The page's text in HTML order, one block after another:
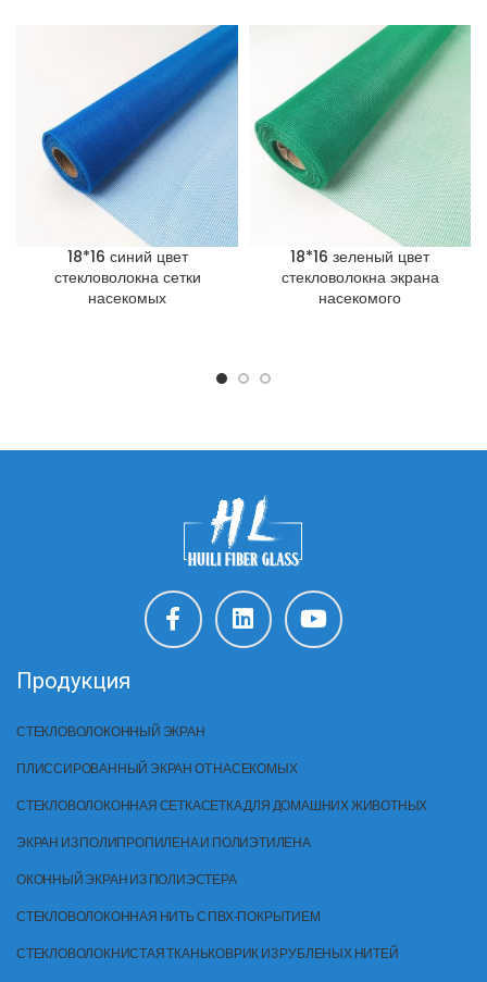
18*16 синий цвет
стекловолокна сетки
насекомых
18*16 зеленый цвет
стекловолокна экрана
насекомого
Продукция
СТЕКЛОВОЛОКОННЫЙ ЭКРАН
ПЛИССИРОВАННЫЙ ЭКРАН ОТ НАСЕКОМЫХ
СТЕКЛОВОЛОКОННАЯ СЕТКАСЕТКА ДЛЯ ДОМАШНИХ ЖИВОТНЫХ
ЭКРАН ИЗ ПОЛИПРОПИЛЕНА И ПОЛИЭТИЛЕНА
ОКОННЫЙ ЭКРАН ИЗ ПОЛИЭСТЕРА
СТЕКЛОВОЛОКОННАЯ НИТЬ С ПВХ-ПОКРЫТИЕМ
СТЕКЛОВОЛОКНИСТАЯ ТКАНЬКОВРИК ИЗ РУБЛЕНЫХ НИТЕЙ